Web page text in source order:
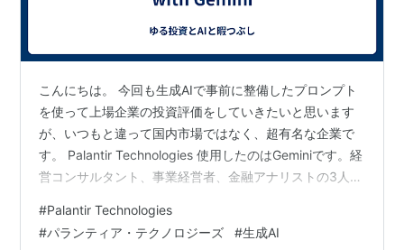
こんにちは。 今回も生成AIで事前に整備したプロンプト
を使って上場企業の投資評価をしていきたいと思います
が、いつもと違って国内市場ではなく、超有名な企業で
す。 Palantir Technologies 使用したのはGeminiです。経
営コンサルタント、事業経営者、金融アナリストの3人で
解析とAI（人工知能）を活用したソフトウェア・プラッ
トフォームを提供する企業で、有名な起業家のピータ
#Palantir Technologies
#パランティア・テクノロジーズ #生成AI